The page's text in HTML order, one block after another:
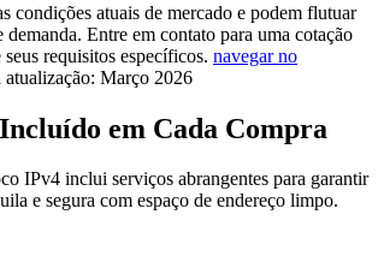
condições atuais de mercado e podem flutuar
demanda. Entre em contato para uma cotação
requisitos específicos. navegar no
Março 2026
em Cada Compra
IPv4 inclui serviços abrangentes para garantir
e segura com espaço de endereço limpo.